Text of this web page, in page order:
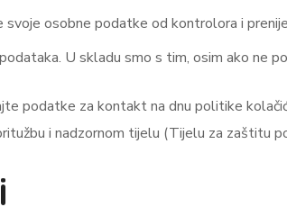
osobne podatke od kontrolora i
U skladu smo s tim, osim ako ne
podatke za kontakt na dnu politike
i nadzornom tijelu (Tijelu za zaštitu